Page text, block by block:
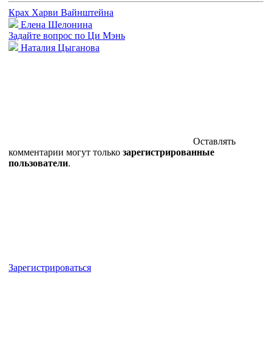
Крах Харви Вайнштейна
Елена Шелонина
Задайте вопрос по Ци Мэнь
Наталия Цыганова
Оставлять
комментарии могут только зарегистрированные
пользователи.
Зарегистрироваться